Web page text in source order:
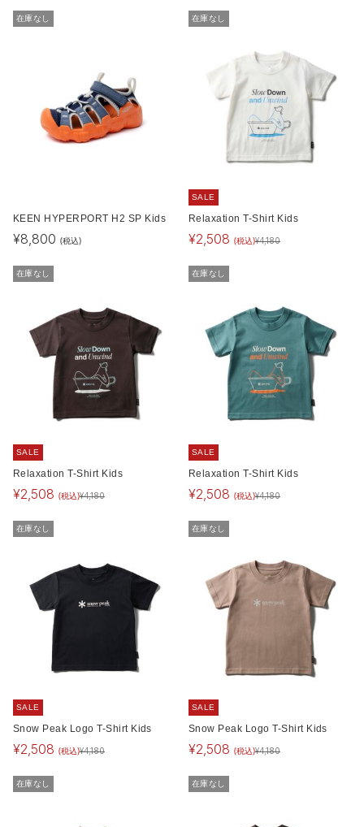
在庫なし
KEEN HYPERPORT H2 SP Kids
¥8,800 (税込)
在庫なし
SALE
Relaxation T-Shirt Kids
¥2,508 (税込)¥4,180
在庫なし
SALE
Relaxation T-Shirt Kids
¥2,508 (税込)¥4,180
在庫なし
SALE
Relaxation T-Shirt Kids
¥2,508 (税込)¥4,180
在庫なし
SALE
Snow Peak Logo T-Shirt Kids
¥2,508 (税込)¥4,180
在庫なし
SALE
Snow Peak Logo T-Shirt Kids
¥2,508 (税込)¥4,180
在庫なし 在庫なし